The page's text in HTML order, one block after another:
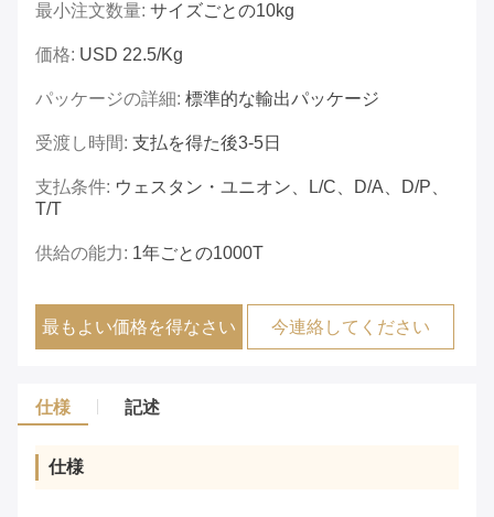
最小注文数量: サイズごとの10kg
価格: USD 22.5/kg
パッケージの詳細: 標準的な輸出パッケージ
受渡し時間: 支払を得た後3-5日
支払条件: ウェスタン・ユニオン、L/C、D/A、D/P、
T/T
供給の能力: 1年ごとの1000T
最もよい価格を得なさい 今連絡してください
仕様 記述
仕様